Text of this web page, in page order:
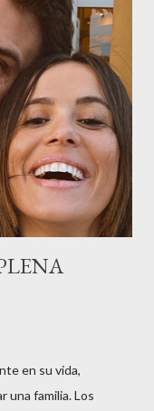
Carol Pagés nos
Rosa en RCE
jueves de 17 a 18
La cita ,en el
reunió a figuras
y medios
el lema “Cien
en su vida,
una familia. Los